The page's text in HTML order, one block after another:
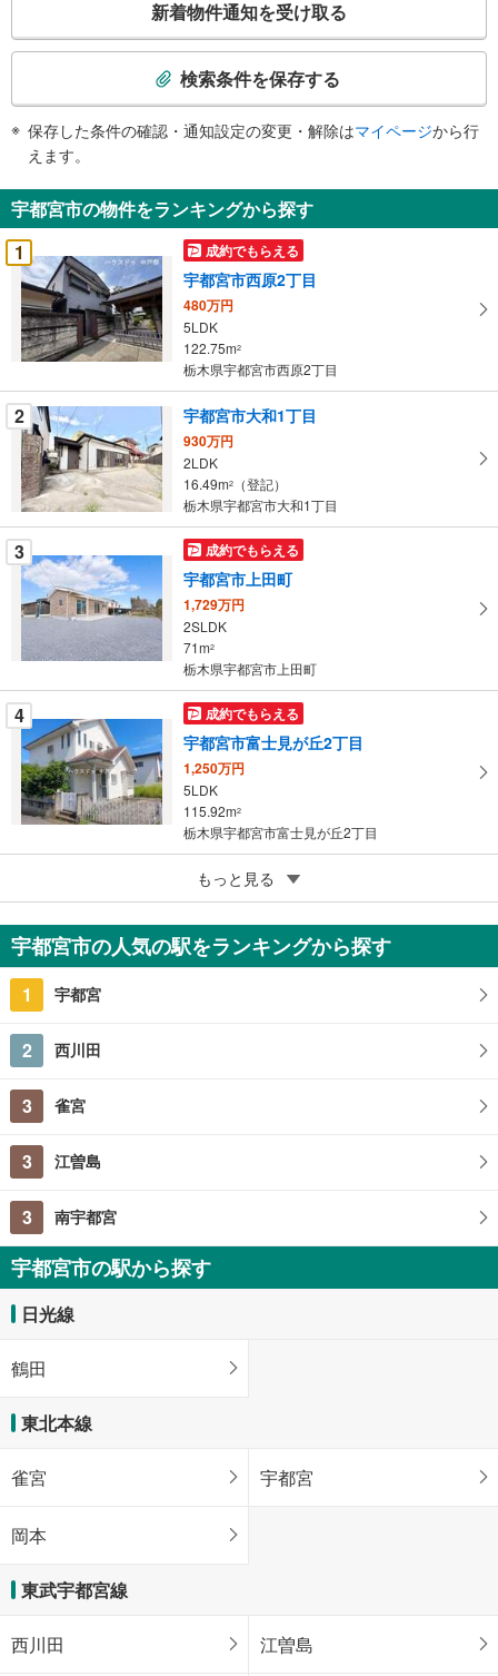
検
知
を
受
け
取
る
・
条
件
を
マ
イ
ペ
ー
ジ
に
保
存
る
新着物件通知を受け取る
検索条件を保存する
保存した条件の確認・通知設定の変更・解除はマイページから行
えます。
宇都宮市の物件をランキングから探す
1
成約でもらえる
宇都宮市西原2丁目
480万円
5LDK
122.75m2
栃木県宇都宮市西原2丁目
2 宇都宮市大和1丁目
930万円
2LDK
16.49m2
（登記）
栃木県宇都宮市大和1丁目
3 成約でもらえる
宇都宮市上田町
1,729万円
2SLDK
71m2
栃木県宇都宮市上田町
4 成約でもらえる
宇都宮市富士見が丘2丁目
1,250万円
5LDK
115.92m2
栃木県宇都宮市富士見が丘2丁目
成約でもらえる
宇都宮市富士見が丘4丁目
1,600万円
2LDK
もっと見る
宇都宮市の人気の駅をランキングから探す
1 宇都宮
2 西川田
3 雀宮
3 江曽島
3 南宇都宮
宇都宮市の駅から探す
日光線
鶴田
東北本線
雀宮 宇都宮
岡本
東武宇都宮線
西川田 江曽島